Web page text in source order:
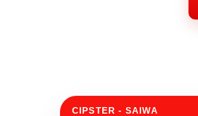
CIPSTER - SAIWA